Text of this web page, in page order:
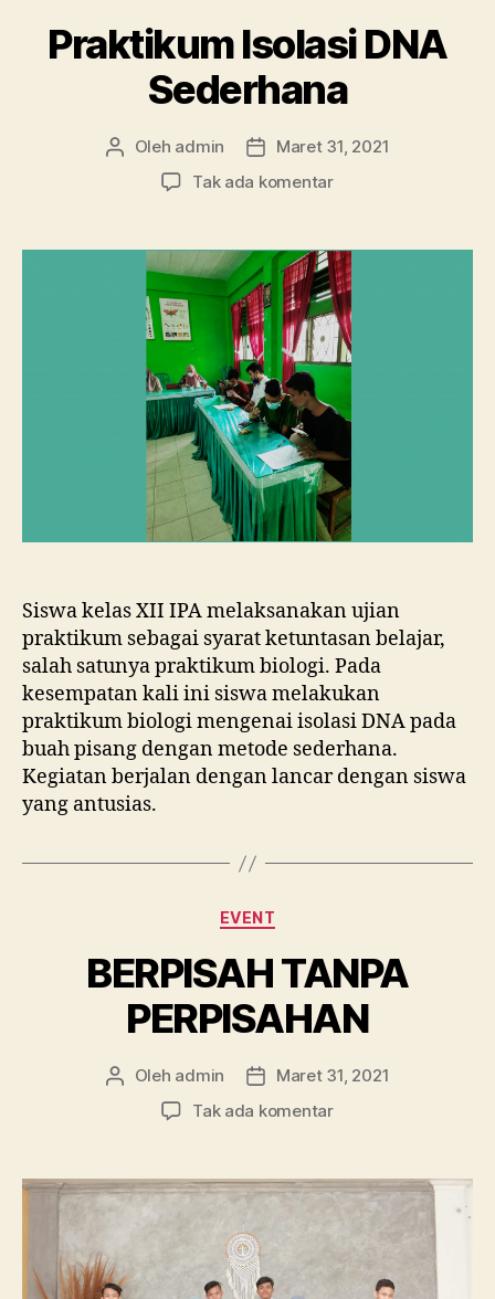
Praktikum Isolasi DNA
Sederhana
Penulis
artikel
Oleh admin
Tanggal
artikel
Maret 31, 2021
Tak ada komentarpada
DNA
Sederhana
Siswa kelas XII IPA melaksanakan ujian
praktikum sebagai syarat ketuntasan belajar,
salah satunya praktikum biologi. Pada
kesempatan kali ini siswa melakukan
praktikum biologi mengenai isolasi DNA pada
buah pisang dengan metode sederhana.
Kegiatan berjalan dengan lancar dengan siswa
yang antusias.
Kategori
EVENT
BERPISAH TANPA
PERPISAHAN
Penulis
artikel
Oleh admin
Tanggal
artikel
Maret 31, 2021
Tak ada komentarpada
PERPISAHAN